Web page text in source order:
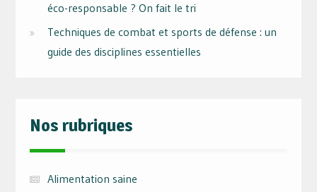
éco-responsable ? On fait le tri
Techniques de combat et sports de défense : un
guide des disciplines essentielles
Nos rubriques
Alimentation saine